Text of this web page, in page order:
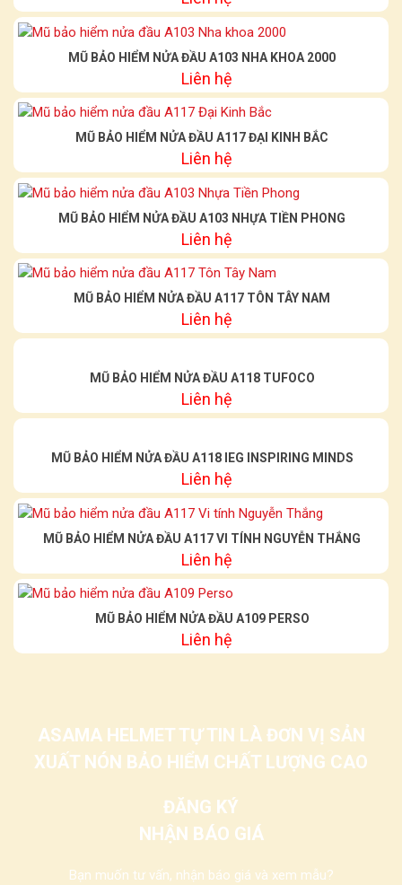
MŨ BẢO HIỂM NỬA ĐẦU A103 NHA KHOA 2000
Liên hệ
MŨ BẢO HIỂM NỬA ĐẦU A117 ĐẠI KINH BẮC
Liên hệ
MŨ BẢO HIỂM NỬA ĐẦU A103 NHỰA TIỀN PHONG
Liên hệ
MŨ BẢO HIỂM NỬA ĐẦU A117 TÔN TÂY NAM
Liên hệ
MŨ BẢO HIỂM NỬA ĐẦU A118 TUFOCO
Liên hệ
MŨ BẢO HIỂM NỬA ĐẦU A118 IEG INSPIRING MINDS
Liên hệ
MŨ BẢO HIỂM NỬA ĐẦU A117 VI TÍNH NGUYỄN THẮNG
Liên hệ
MŨ BẢO HIỂM NỬA ĐẦU A109 PERSO
Liên hệ
ASAMA HELMET TỰ TIN LÀ ĐƠN VỊ SẢN
XUẤT NÓN BẢO HIỂM CHẤT LƯỢNG CAO
ĐĂNG KÝ
NHẬN BÁO GIÁ
Bạn muốn tư vấn, nhận báo giá và xem mẫu?